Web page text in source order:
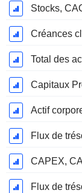
Stocks,
Créances
Total des
Capitaux
Actif
CAPEX,